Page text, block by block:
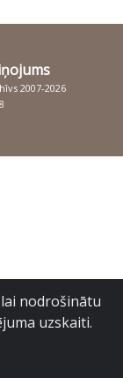
2007-2026
nodrošinātu
uzskaiti.